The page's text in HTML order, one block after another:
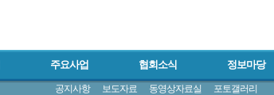
주요사업 협회소식 정보마당
공지사항 보도자료 동영상자료실 포토갤러리